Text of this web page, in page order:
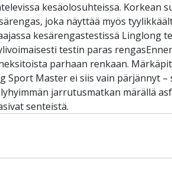
kesäolosuhteissa. Korkean
joka näyttää myös
kesärengastestissä Linglong
testin paras
parhaan renkaan.
Master ei siis vain pärjännyt
jarrutusmatkan märällä
senteistä.